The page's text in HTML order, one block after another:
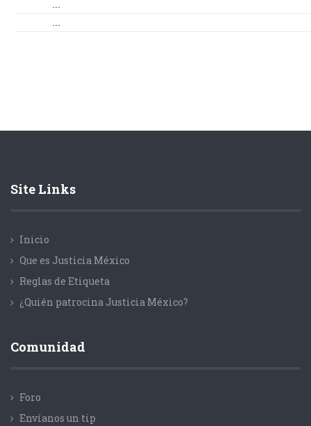
Site Links
Inicio
Que es Justicia México
Reglas de Etiqueta
¿Quién patrocina Justicia México?
Comunidad
Foro
Envíanos un tip